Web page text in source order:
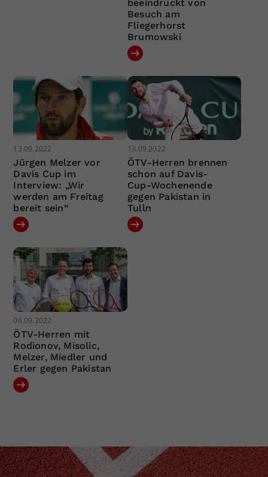
beeindruckt von
Besuch am
Fliegerhorst
Brumowski
13.09.2022
Jürgen Melzer vor
Davis Cup im
Interview: „Wir
werden am Freitag
bereit sein“
13.09.2022
ÖTV-Herren brennen
schon auf Davis-
Cup-Wochenende
gegen Pakistan in
Tulln
06.09.2022
ÖTV-Herren mit
Rodionov, Misolic,
Melzer, Miedler und
Erler gegen Pakistan